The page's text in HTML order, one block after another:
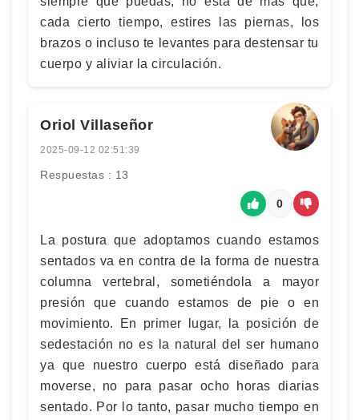
cada cierto tiempo, estires las piernas, los
brazos o incluso te levantes para destensar tu
cuerpo y aliviar la circulación.
Oriol Villaseñor
2025-09-12 02:51:39
Respuestas : 13
0
La postura que adoptamos cuando estamos
sentados va en contra de la forma de nuestra
columna vertebral, sometiéndola a mayor
presión que cuando estamos de pie o en
movimiento. En primer lugar, la posición de
sedestación no es la natural del ser humano
ya que nuestro cuerpo está diseñado para
moverse, no para pasar ocho horas diarias
sentado. Por lo tanto, pasar mucho tiempo en